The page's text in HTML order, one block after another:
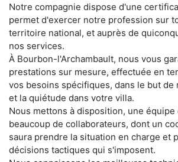
Notre compagnie dispose d'une
permet d'exercer notre profession sur
territoire national, et auprès de
nos services.
À Bourbon-l'Archambault, nous vous
prestations sur mesure, effectuée en
vos besoins spécifiques, dans le but de
et la quiétude dans votre villa.
Nous mettons à disposition, une équipe
beaucoup de collaborateurs, dont un
saura prendre la situation en charge et
décisions tactiques qui s'imposent.